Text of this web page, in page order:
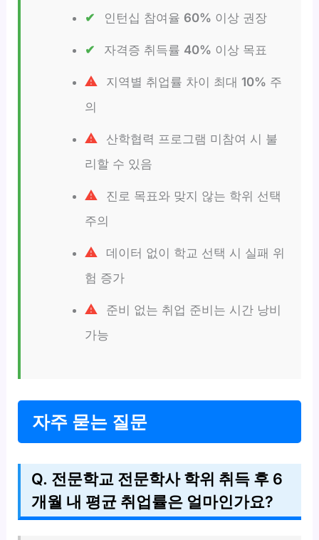
인턴십 참여율 60% 이상 권장
자격증 취득률 40% 이상 목표
지역별 취업률 차이 최대 10% 주
의
산학협력 프로그램 미참여 시 불
리할 수 있음
진로 목표와 맞지 않는 학위 선택
주의
데이터 없이 학교 선택 시 실패 위
험 증가
준비 없는 취업 준비는 시간 낭비
가능
자주 묻는 질문
Q. 전문학교 전문학사 학위 취득 후 6
개월 내 평균 취업률은 얼마인가요?